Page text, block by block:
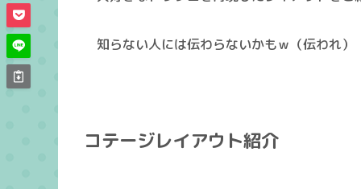
知らない人には伝わらないかもｗ（伝われ）
コテージレイアウト紹介